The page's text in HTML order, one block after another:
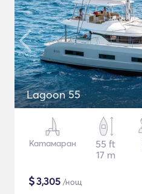
Lagoon 55
Катамаран
55 ft
17 m
$3,305 /нощ